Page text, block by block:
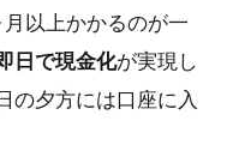
以上かかるのが一
日で現金化が実現し
の夕方には口座に入